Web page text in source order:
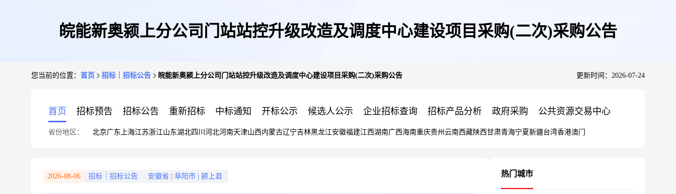
皖能新奥颍上分公司门站站控升级改造及调度中心建设项目采购(二次)采购公告
您当前的位置： 首页 招标｜招标公告 皖能新奥颍上分公司门站站控升级改造及调度中心建设项目采购(二次)采购公告 更新时间：2026-07-24
首页 招标预告 招标公告 重新招标 中标通知 开标公示 候选人公示 企业招标查询 招标产品分析 政府采购 公共资源交易中心
省份地区： 北京广东 上海江苏浙江山东湖北四川 河北河南天津山西内蒙古辽宁吉林黑龙江安徽福建江西湖南广西海南重庆贵州 云南西藏陕西甘肃青海宁夏新疆台湾香港澳门
2026-08-06 招标｜招标公告 安徽省 阜阳市 颍上县 热门城市